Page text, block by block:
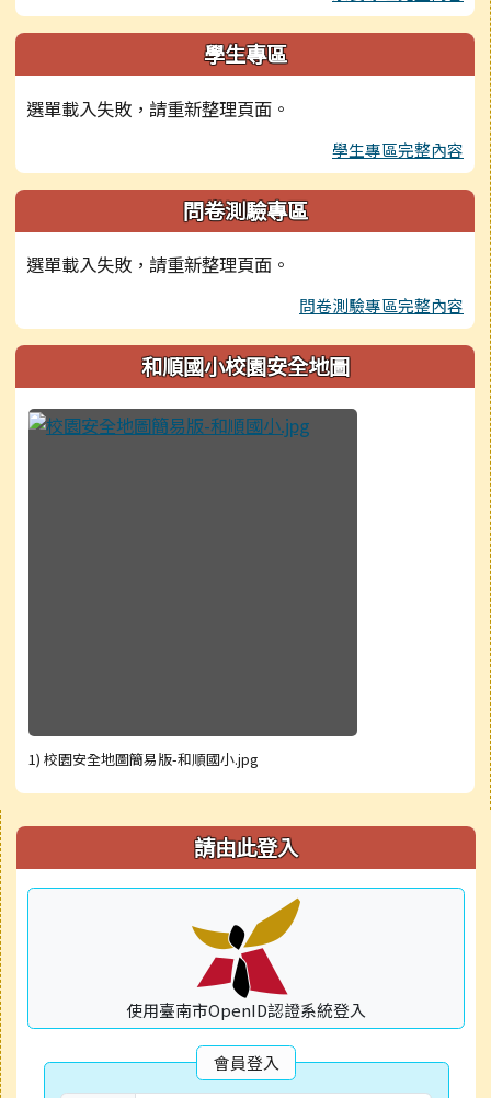
學生專區
選單載入失敗，請重新整理頁面。
學生專區完整內容
問卷測驗專區
選單載入失敗，請重新整理頁面。
問卷測驗專區完整內容
和順國小校園安全地圖
1) 校園安全地圖簡易版-和順國小.jpg
右邊區域內容 請由此登入
使用臺南市OpenID認證系統登入
會員登入